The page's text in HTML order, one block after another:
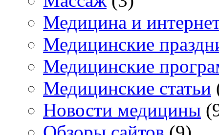
Медицина и
Медицинские
Медицинские
Медицинские статьи
Новости медицины